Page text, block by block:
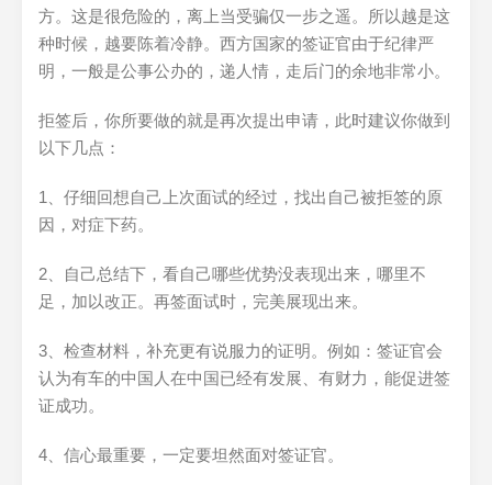
方。这是很危险的，离上当受骗仅一步之遥。所以越是这
种时候，越要陈着冷静。西方国家的签证官由于纪律严
明，一般是公事公办的，递人情，走后门的余地非常小。
拒签后，你所要做的就是再次提出申请，此时建议你做到
以下几点：
1、仔细回想自己上次面试的经过，找出自己被拒签的原
因，对症下药。
2、自己总结下，看自己哪些优势没表现出来，哪里不
足，加以改正。再签面试时，完美展现出来。
3、检查材料，补充更有说服力的证明。例如：签证官会
认为有车的中国人在中国已经有发展、有财力，能促进签
证成功。
4、信心最重要，一定要坦然面对签证官。